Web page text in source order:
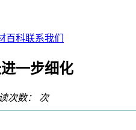
百科联系我们
一步细化
次数： 次